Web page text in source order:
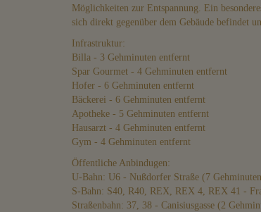
Möglichkeiten zur Entspannung. Ein
sich direkt gegenüber dem Gebäude befindet
Infrastruktur:
Billa - 3 Gehminuten entfernt
Spar Gourmet - 4 Gehminuten entfernt
Hofer - 6 Gehminuten entfernt
Bäckerei - 6 Gehminuten entfernt
Apotheke - 5 Gehminuten entfernt
Hausarzt - 4 Gehminuten entfernt
Gym - 4 Gehminuten entfernt
Öffentliche Anbindugen:
U-Bahn: U6 - Nußdorfer Straße (7
S-Bahn: S40, R40, REX, REX 4, REX 41 -
Straßenbahn: 37, 38 - Canisiusgasse (2